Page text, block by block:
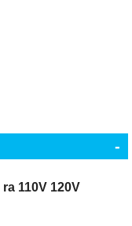
-
110V 120V